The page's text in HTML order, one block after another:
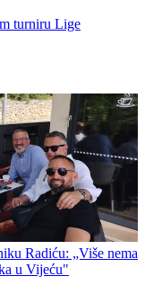
turniru Lige
Radiću: „Više nema
u Vijeću"